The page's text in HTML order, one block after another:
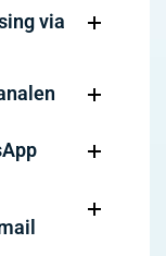
via